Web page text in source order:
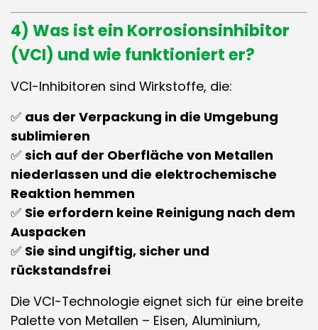
4) Was ist ein Korrosionsinhibitor
(VCI) und wie funktioniert er?
VCI-Inhibitoren sind Wirkstoffe, die:
✅ aus der Verpackung in die Umgebung
sublimieren
✅ sich auf der Oberfläche von Metallen
niederlassen und die elektrochemische
Reaktion hemmen
✅ Sie erfordern keine Reinigung nach dem
Auspacken
✅ Sie sind ungiftig, sicher und
rückstandsfrei
Die VCI-Technologie eignet sich für eine breite
Palette von Metallen – Eisen, Aluminium,